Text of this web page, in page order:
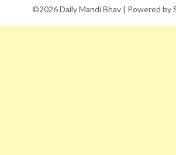
©2026 Daily Mandi Bhav | Powered by